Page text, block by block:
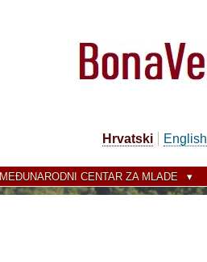
Hrvatski English
MEĐUNARODNI CENTAR ZA MLADE